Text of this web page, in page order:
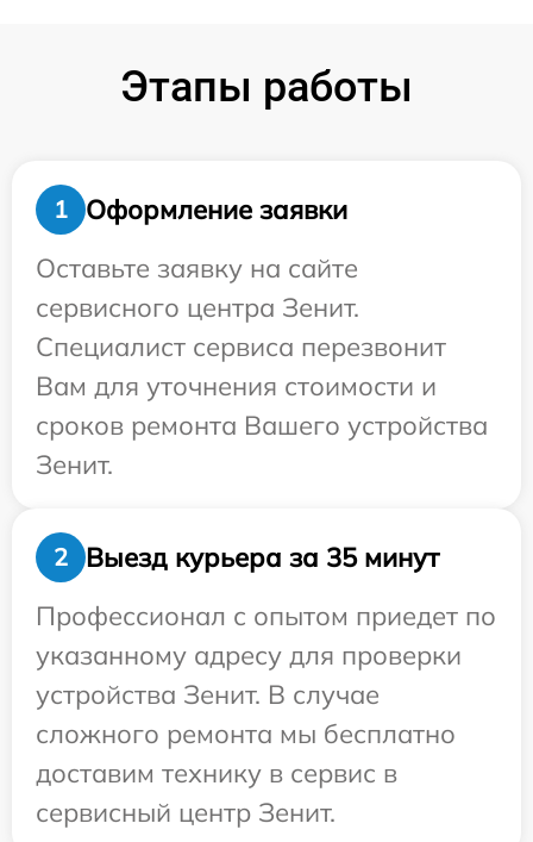
Этапы работы
1
Оформление заявки
Оставьте заявку на сайте
сервисного центра Зенит.
Специалист сервиса перезвонит
Вам для уточнения стоимости и
сроков ремонта Вашего устройства
Зенит.
2
Выезд курьера за 35 минут
Профессионал с опытом приедет по
указанному адресу для проверки
устройства Зенит. В случае
сложного ремонта мы бесплатно
доставим технику в сервис в
сервисный центр Зенит.